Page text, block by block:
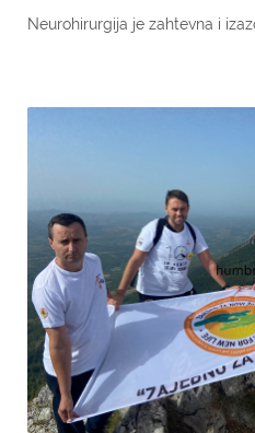
Neurohirurgija je zahtevna i